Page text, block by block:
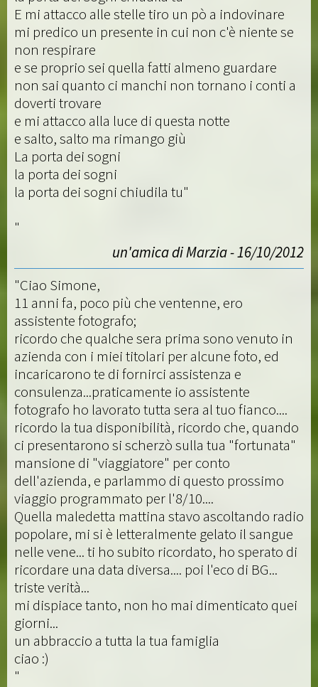
E mi attacco alle stelle tiro un pò a indovinare
mi predico un presente in cui non c'è niente se
non respirare
e se proprio sei quella fatti almeno guardare
non sai quanto ci manchi non tornano i conti a
doverti trovare
e mi attacco alla luce di questa notte
e salto, salto ma rimango giù
La porta dei sogni
la porta dei sogni
la porta dei sogni chiudila tu"
"
un'amica di Marzia - 16/10/2012
"Ciao Simone,
11 anni fa, poco più che ventenne, ero
assistente fotografo;
ricordo che qualche sera prima sono venuto in
azienda con i miei titolari per alcune foto, ed
incaricarono te di fornirci assistenza e
consulenza...praticamente io assistente
fotografo ho lavorato tutta sera al tuo fianco....
ricordo la tua disponibilità, ricordo che, quando
ci presentarono si scherzò sulla tua "fortunata"
mansione di "viaggiatore" per conto
dell'azienda, e parlammo di questo prossimo
viaggio programmato per l'8/10....
Quella maledetta mattina stavo ascoltando radio
popolare, mi si è letteralmente gelato il sangue
nelle vene... ti ho subito ricordato, ho sperato di
ricordare una data diversa.... poi l'eco di BG...
triste verità...
mi dispiace tanto, non ho mai dimenticato quei
giorni...
un abbraccio a tutta la tua famiglia
ciao :)
"